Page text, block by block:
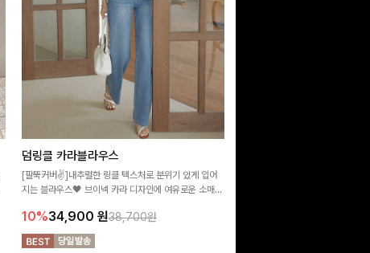
덤링클 카라블라우스
[팔뚝커버✌]내추럴한 링클 텍스처로 분위기 있게 입어
지는 블라우스🖤 브이넥 카라 디자인에 여유로운 소매핏
10%34,900 원38,700원